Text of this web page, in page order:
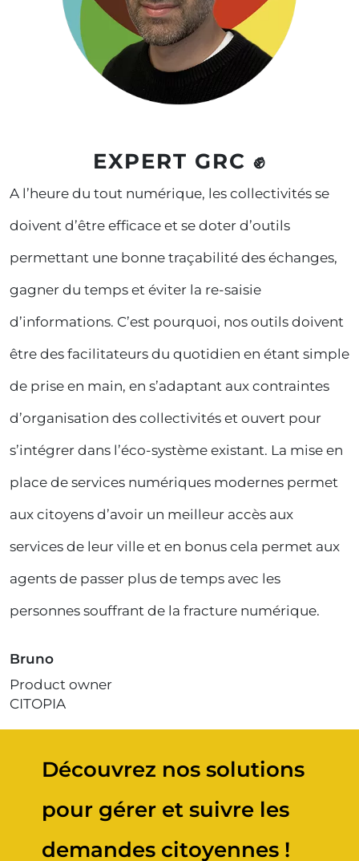
EXPERT GRC ✊
A l’heure du tout numérique, les collectivités se
doivent d’être efficace et se doter d’outils
permettant une bonne traçabilité des échanges,
gagner du temps et éviter la re-saisie
d’informations. C’est pourquoi, nos outils doivent
être des facilitateurs du quotidien en étant simple
de prise en main, en s’adaptant aux contraintes
d’organisation des collectivités et ouvert pour
s’intégrer dans l’éco-système existant. La mise en
place de services numériques modernes permet
aux citoyens d’avoir un meilleur accès aux
services de leur ville et en bonus cela permet aux
agents de passer plus de temps avec les
personnes souffrant de la fracture numérique.
Bruno
Product owner
CITOPIA
Découvrez nos solutions
pour gérer et suivre les
demandes citoyennes !